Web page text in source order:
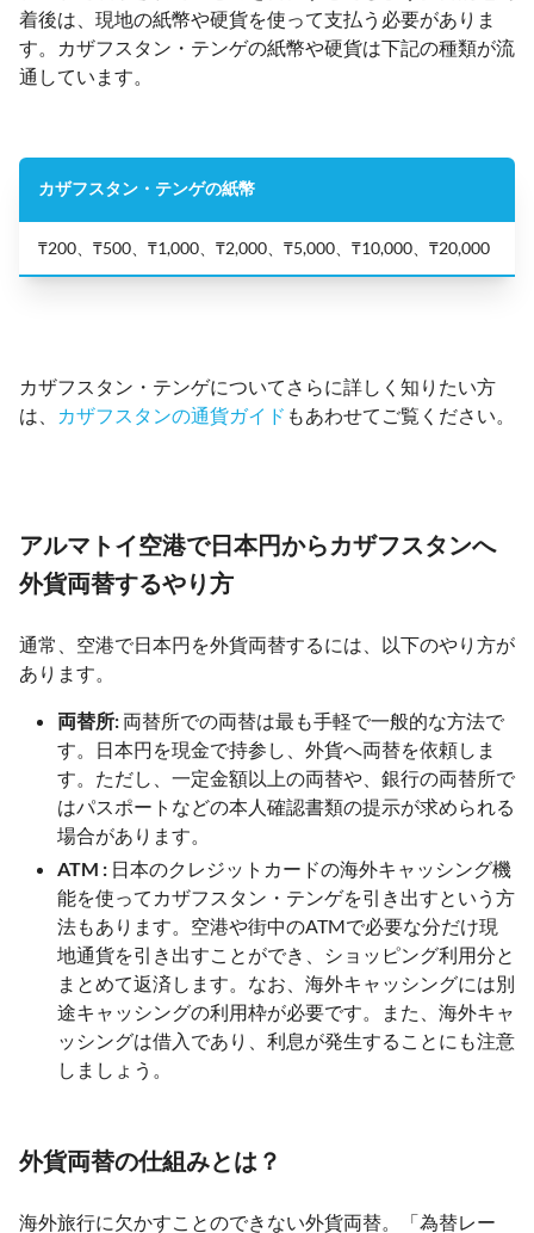
着後は、現地の紙幣や硬貨を使って支払う必要がありま
す。カザフスタン・テンゲの紙幣や硬貨は下記の種類が流
通しています。
カザフスタン・テンゲの紙幣
₸200、₸500、₸1,000、₸2,000、₸5,000、₸10,000、₸20,000
カザフスタン・テンゲについてさらに詳しく知りたい方
は、
カザフスタンの通貨ガイド もあわせてご覧ください。
アルマトイ空港で日本円からカザフスタンへ
外貨両替するやり方
通常、空港で日本円を外貨両替するには、以下のやり方が
あります。
両替所: 両替所での両替は最も手軽で一般的な方法で
す。日本円を現金で持参し、外貨へ両替を依頼しま
す。ただし、一定金額以上の両替や、銀行の両替所で
はパスポートなどの本人確認書類の提示が求められる
場合があります。
ATM : 日本のクレジットカードの海外キャッシング機
能を使ってカザフスタン・テンゲを引き出すという方
法もあります。空港や街中のATMで必要な分だけ現
地通貨を引き出すことができ、ショッピング利用分と
まとめて返済します。なお、海外キャッシングには別
途キャッシングの利用枠が必要です。また、海外キャ
ッシングは借入であり、利息が発生することにも注意
しましょう。
外貨両替の仕組みとは？
海外旅行に欠かすことのできない外貨両替。「為替レー